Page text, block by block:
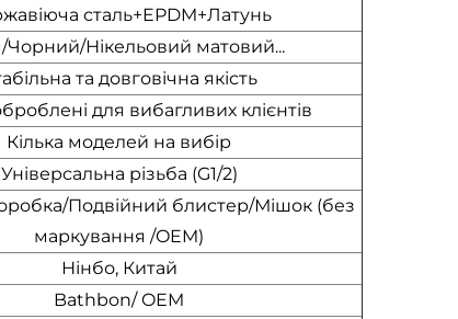
сталь+EPDM+Латунь
Чорний/Нікельовий матовий...
та довговічна якість
для вибагливих клієнтів
Кілька моделей на вибір
Універсальна різьба (G1/2)
Подвійний блистер/Мішок (без
маркування /OEM)
Нінбо, Китай
Bathbon/ OEM